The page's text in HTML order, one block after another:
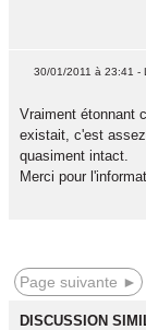
30/01/2011 à 23:41 -
Vraiment étonnant
existait, c'est
quasiment intact.
Merci pour
Page suivante ►
DISCUSSION